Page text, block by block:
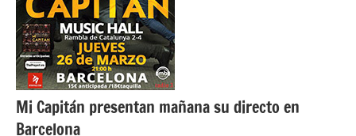
Mi Capitán presentan mañana su directo en
Barcelona